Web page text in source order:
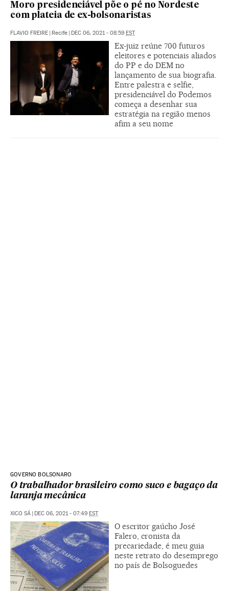
Moro presidenciável põe o pé no Nordeste
com plateia de ex-bolsonaristas
FLAVIO FREIRE | Recife | DEC 06, 2021 - 08:59 EST
Ex-juiz reúne 700 futuros
eleitores e potenciais aliados
do PP e do DEM no
lançamento de sua biografia.
Entre palestra e selfie,
presidenciável do Podemos
começa a desenhar sua
estratégia na região menos
afim a seu nome
GOVERNO BOLSONARO
O trabalhador brasileiro como suco e bagaço da
laranja mecânica
XICO SÁ | DEC 06, 2021 - 07:49 EST
O escritor gaúcho José
Falero, cronista da
precariedade, é meu guia
neste retrato do desemprego
no país de Bolsoguedes